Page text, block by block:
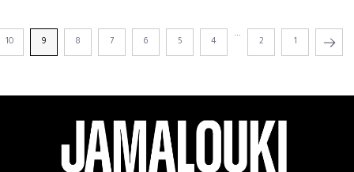
1
2
...
4
5
6
7
8
9
10